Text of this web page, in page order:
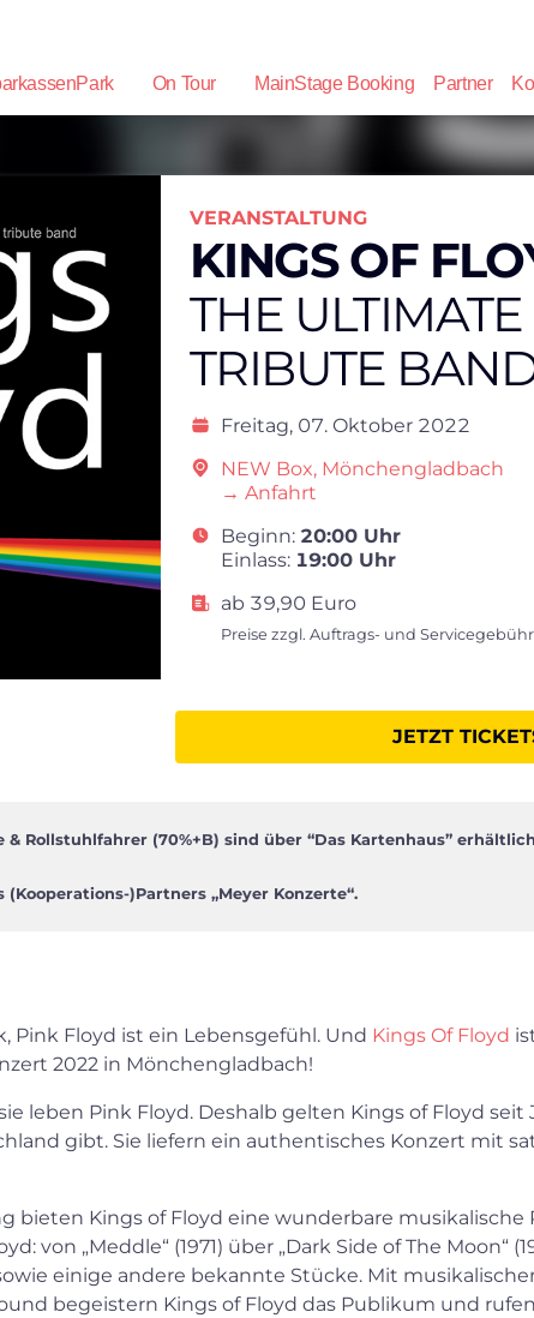
On Tour MainStage Booking Partner
VERANSTALTUNG
KINGS OF
THE
TRIBUTE
Freitag, 07. Oktober 2022
NEW Box, Mönchengladbach
→ Anfahrt
Beginn: 20:00 Uhr
Einlass: 19:00 Uhr
ab 39,90 Euro
Preise zzgl. Auftrags- und
JETZT
Rollstuhlfahrer (70%+B) sind über “Das Kartenhaus” erhältlich
)Partners „Meyer Konzerte“.
Pink Floyd ist ein Lebensgefühl. Und Kings Of Floyd
2022 in Mönchengladbach!
leben Pink Floyd. Deshalb gelten Kings of Floyd
gibt. Sie liefern ein authentisches Konzert mit
bieten Kings of Floyd eine wunderbare musikalische
von „Meddle“ (1971) über „Dark Side of The Moon“
sowie einige andere bekannte Stücke. Mit
begeistern Kings of Floyd das Publikum und